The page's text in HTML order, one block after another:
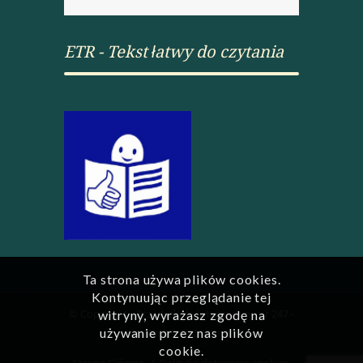
ETR - Tekst łatwy do czytania
© Copyright - Przedszkole Integracyjne nr 247 -
Webmaster:DoCom
Ta strona używa plików cookies.
Kontynuując przeglądanie tej
witryny, wyrażasz zgodę na
używanie przez nas plików
cookie.